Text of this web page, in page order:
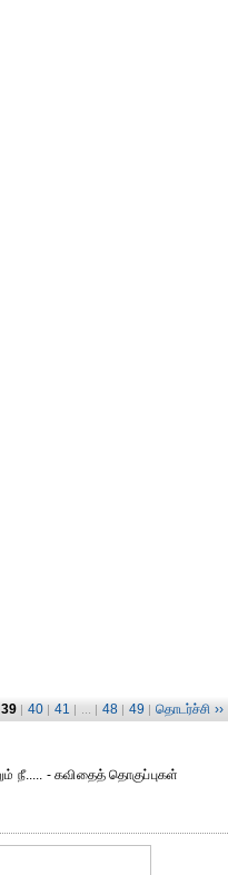
39 | 40 | 41 | ... | 48 | 49 | தொடர்ச்சி ››
நீ..... - கவிதைத் தொகுப்புகள்